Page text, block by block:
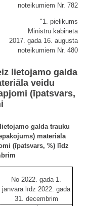
noteikumiem Nr. 782
"1. pielikums
Ministru kabineta
2017. gada 16. augusta
noteikumiem Nr. 480
lietojamo galda
veidu
(īpatsvars,
galda trauku
materiāla
(īpatsvars, %) līdz
No 2022. gada 1.
janvāra līdz 2022. gada
31. decembrim